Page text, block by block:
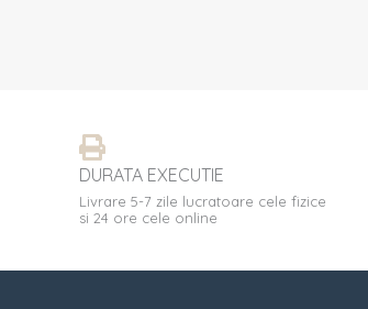
DURATA EXECUTIE
Livrare 5-7 zile lucratoare cele fizice
si 24 ore cele online